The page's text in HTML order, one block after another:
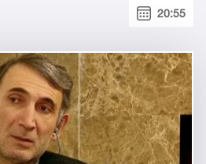
20:55